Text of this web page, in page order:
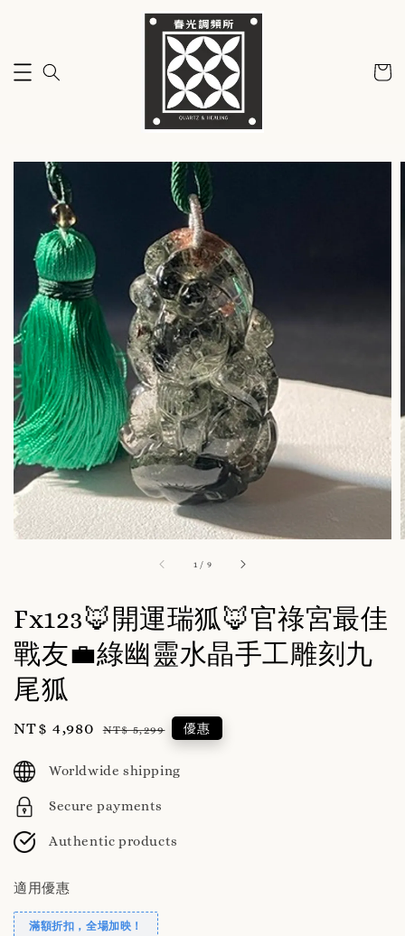
1 / 9
Fx123🦊開運瑞狐🦊官祿宮最佳
戰友💼綠幽靈水晶手工雕刻九
尾狐
Sale
NT$ 4,980 Regular
NT$ 5,299 優惠
Worldwide shipping
Secure payments
Authentic products
適用優惠
滿額折扣，全場加映！